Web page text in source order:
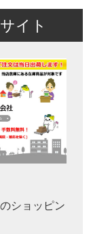
イト
ショッピン